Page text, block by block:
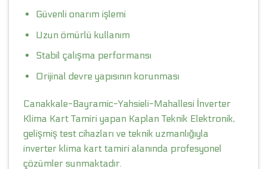
Güvenli onarım işlemi
Uzun ömürlü kullanım
Stabil çalışma performansı
Orijinal devre yapısının korunması
Canakkale-Bayramic-Yahsieli-Mahallesi İnverter
Klima Kart Tamiri yapan Kaplan Teknik Elektronik,
gelişmiş test cihazları ve teknik uzmanlığıyla
inverter klima kart tamiri alanında profesyonel
çözümler sunmaktadır.